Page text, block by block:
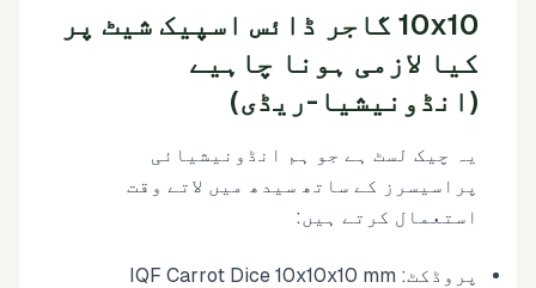
10x10 گاجر ڈائس اسپیک شیٹ پر
کیا لازمی ہونا چاہیے
(انڈونیشیا-ریڈی)
یہ چیک لسٹ ہے جو ہم انڈونیشیائی
پراسیسرز کے ساتھ سیدھ میں لاتے وقت
استعمال کرتے ہیں:
پروڈکٹ: IQF Carrot Dice 10x10x10 mm